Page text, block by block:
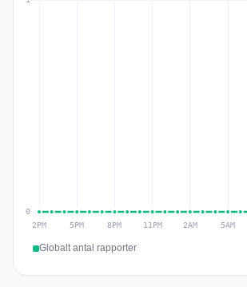
Globalt antal rapporter